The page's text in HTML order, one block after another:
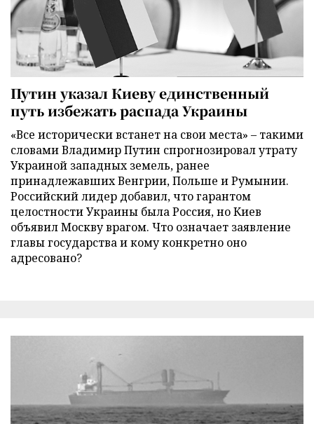
Путин указал Киеву единственный
путь избежать распада Украины
«Все исторически встанет на свои места» – такими
словами Владимир Путин спрогнозировал утрату
Украиной западных земель, ранее
принадлежавших Венгрии, Польше и Румынии.
Российский лидер добавил, что гарантом
целостности Украины была Россия, но Киев
объявил Москву врагом. Что означает заявление
главы государства и кому конкретно оно
адресовано?